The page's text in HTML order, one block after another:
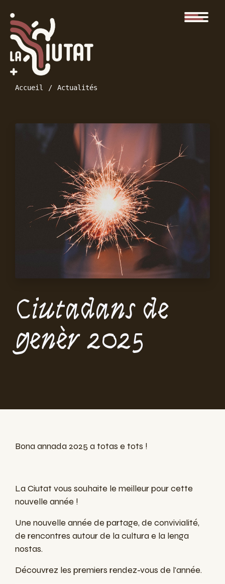
Accueil Actualités
Ciutadans de
genèr 2025
Bona annada 2025 a totas e tots !
La Ciutat vous souhaite le meilleur pour cette
nouvelle année !
Une nouvelle année de partage, de convivialité,
de rencontres autour de la cultura e la lenga
nostas.
Découvrez les premiers rendez-vous de l'année.